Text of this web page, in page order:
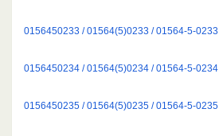
0156450233 / 01564(5)0233 / 01564-5-0233
0156450234 / 01564(5)0234 / 01564-5-0234
0156450235 / 01564(5)0235 / 01564-5-0235